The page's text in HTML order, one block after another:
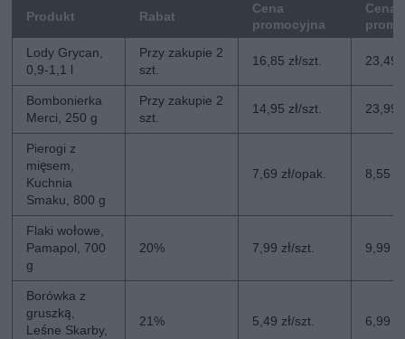
Produkt Rabat
Cena
promocyjna
Cena
Lody Grycan,
0,9-1,1 l
Przy zakupie 2
szt.
16,85 zł/szt. 23,49
Bombonierka
Merci, 250 g
Przy zakupie 2
szt.
14,95 zł/szt. 23,99
Pierogi z
mięsem,
Kuchnia
Smaku, 800 g
7,69 zł/opak. 8,55
Flaki wołowe,
Pamapol, 700
g
20% 7,99 zł/szt. 9,99
Borówka z
gruszką,
Leśne Skarby,
21% 5,49 zł/szt. 6,99